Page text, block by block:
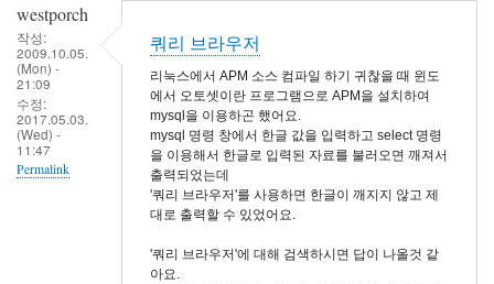
westporch
작성:
2009.10.05.
(Mon) -
21:09
수정:
2017.05.03.
(Wed) -
11:47
Permalink
쿼리 브라우저
리눅스에서 APM 소스 컴파일 하기 귀찮을 때 윈도
에서 오토셋이란 프로그램으로 APM을 설치하여
mysql을 이용하곤 했어요.
mysql 명령 창에서 한글 값을 입력하고 select 명령
을 이용해서 한글로 입력된 자료를 불러오면 깨져서
출력되었는데
'쿼리 브라우저'를 사용하면 한글이 깨지지 않고 제
대로 출력할 수 있었어요.
'쿼리 브라우저'에 대해 검색하시면 답이 나올것 같
아요.